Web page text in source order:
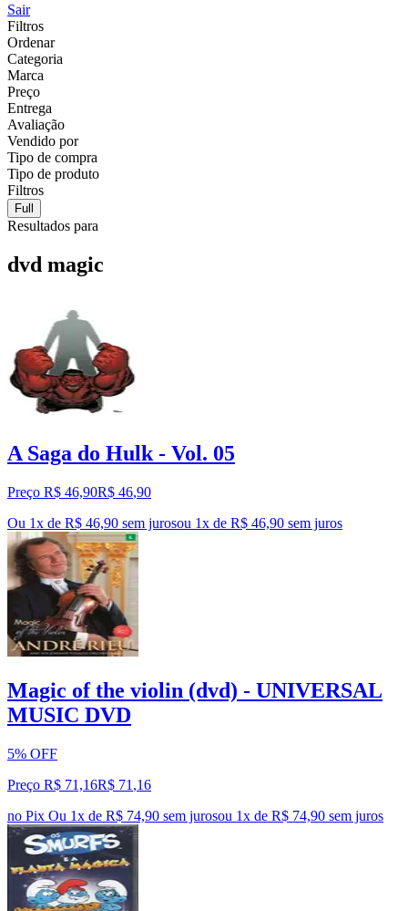
Sair
Filtros
Ordenar
Categoria
Marca
Preço
Entrega
Avaliação
Vendido por
Tipo de compra
Tipo de produto
Filtros
Full
Resultados para
dvd magic
A Saga do Hulk - Vol. 05
Preço R$ 46,90R$ 46,90
Ou 1x de R$ 46,90 sem jurosou 1x de R$ 46,90 sem juros
Magic of the violin (dvd) - UNIVERSAL
MUSIC DVD
5% OFF
Preço R$ 71,16R$ 71 ,16
no Pix Ou 1x de R$ 74,90 sem jurosou 1x de R$ 74,90 sem juros